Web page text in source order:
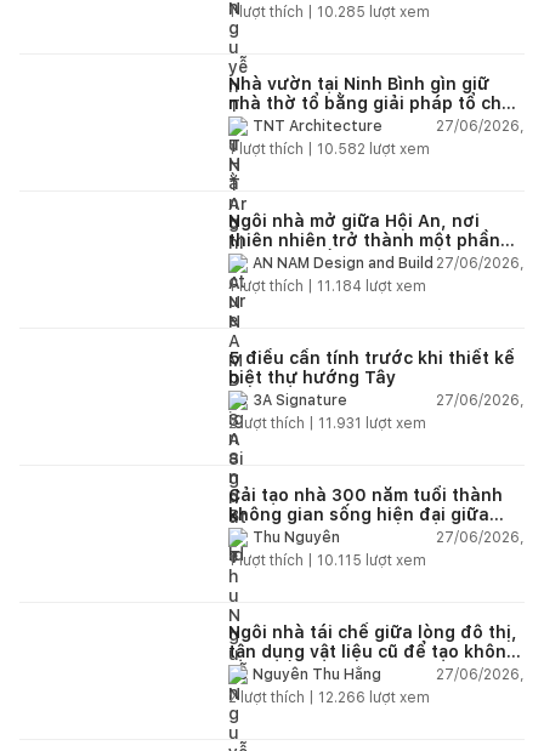
1lượt thích | 10.285 lượt xem
Nhà vườn tại Ninh Bình gìn giữ
nhà thờ tổ bằng giải pháp tổ chức
lại không gian
TNT Architecture
27/06/2026,
1lượt thích | 10.582 lượt xem
Ngôi nhà mở giữa Hội An, nơi
thiên nhiên trở thành một phần
của cuộc sống
AN NAM Design and Build 27/06/2026,
1lượt thích | 11.184 lượt xem
5 điều cần tính trước khi thiết kế
biệt thự hướng Tây
3A Signature
27/06/2026,
2lượt thích | 11.931 lượt xem
Cải tạo nhà 300 năm tuổi thành
không gian sống hiện đại giữa
thiên nhiên
Thu Nguyễn
27/06/2026,
1lượt thích | 10.115 lượt xem
Ngôi nhà tái chế giữa lòng đô thị,
tận dụng vật liệu cũ để tạo không
gian sống linh hoạt
Nguyễn Thu Hằng
27/06/2026,
2lượt thích | 12.266 lượt xem